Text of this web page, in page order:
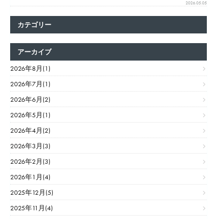
2026.05.05
カテゴリー
アーカイブ
2026年8月(1)
2026年7月(1)
2026年6月(2)
2026年5月(1)
2026年4月(2)
2026年3月(3)
2026年2月(3)
2026年1月(4)
2025年12月(5)
2025年11月(4)